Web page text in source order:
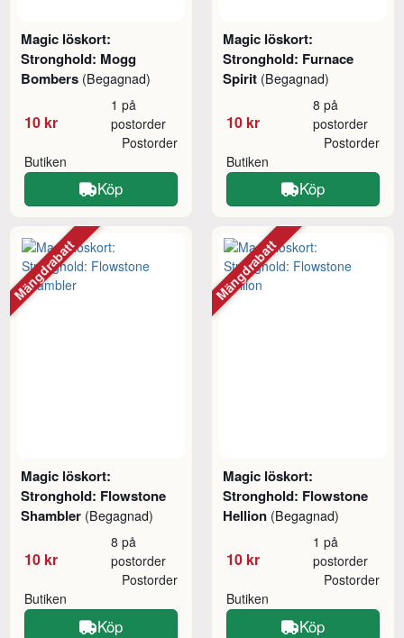
Magic löskort:
Stronghold: Mogg
Bombers (Begagnad)
10 kr
1 på
postorder
Butiken
Postorder
Köp
Magic löskort:
Stronghold: Furnace
Spirit (Begagnad)
10 kr
8 på
postorder
Butiken
Postorder
Köp
Magic löskort:
Stronghold: Flowstone
Shambler (Begagnad)
10 kr
8 på
postorder
Butiken
Postorder
Köp
Mängdrabatt
Magic löskort:
Stronghold: Flowstone
Hellion (Begagnad)
10 kr
1 på
postorder
Butiken
Postorder
Köp
Mängdrabatt